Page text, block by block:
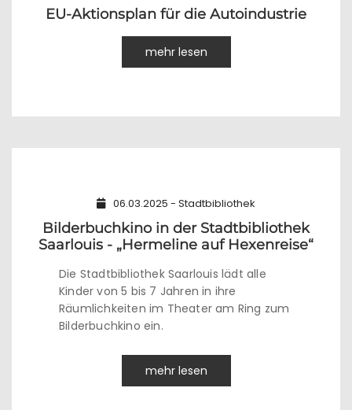
EU-Aktionsplan für die Autoindustrie
mehr lesen
06.03.2025 - Stadtbibliothek
Bilderbuchkino in der Stadtbibliothek
Saarlouis - „Hermeline auf Hexenreise“
Die Stadtbibliothek Saarlouis lädt alle
Kinder von 5 bis 7 Jahren in ihre
Räumlichkeiten im Theater am Ring zum
Bilderbuchkino ein.
mehr lesen